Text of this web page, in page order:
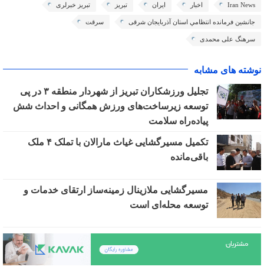
Iran News اخبار ایران تبریز تبریز خبرلری
جانشين فرمانده انتظامي استان آذربایجان شرقی سرقت
سرهنگ علی محمدی
نوشته های مشابه
تجلیل ورزشکاران تبریز از شهردار منطقه ۳ در پی
توسعه زیرساخت‌های ورزش همگانی و احداث شش
پیاده‌راه سلامت
تکمیل مسیرگشایی غیاث مارالان با تملک ۴ ملک
باقی‌مانده
مسیرگشایی ملازینال زمینه‌ساز ارتقای خدمات و
توسعه محله‌ای است